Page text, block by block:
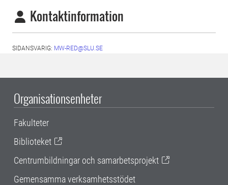
Kontaktinformation
SIDANSVARIG: MW-RED@SLU.SE
Organisationsenheter
Fakulteter
Biblioteket
Centrumbildningar och samarbetsprojekt
Gemensamma verksamhetsstödet